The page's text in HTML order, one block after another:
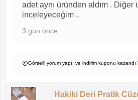
adet aynı üründen aldım . Diğer
inceleyeceğim ..
3 gün önce
Görselli yorum yaptı ve indirim kuponu kazandı
Hakiki Deri Pratik